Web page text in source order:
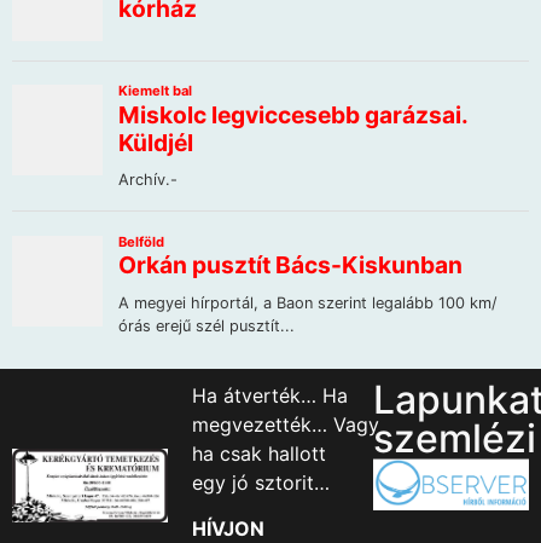
Ha átverték… Ha
megvezették… Vagy
ha csak hallott
egy jó sztorit…
HÍVJON
szemlézi